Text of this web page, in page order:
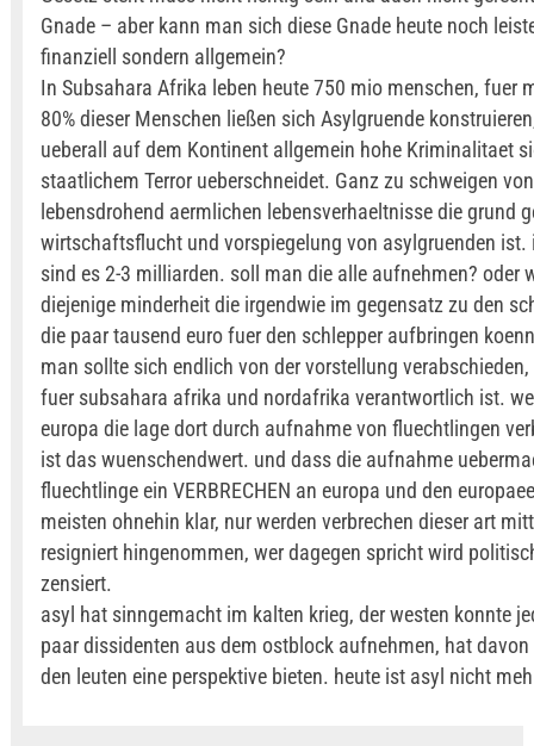
Gnade – aber kann man sich diese Gnade heute noch
finanziell sondern allgemein?
In Subsahara Afrika leben heute 750 mio menschen, fuer
80% dieser Menschen ließen sich Asylgruende
ueberall auf dem Kontinent allgemein hohe Kriminalitaet
staatlichem Terror ueberschneidet. Ganz zu schweigen
lebensdrohend aermlichen lebensverhaeltnisse die grund
wirtschaftsflucht und vorspiegelung von asylgruenden ist.
sind es 2-3 milliarden. soll man die alle aufnehmen? oder
diejenige minderheit die irgendwie im gegensatz zu den
die paar tausend euro fuer den schlepper aufbringen
man sollte sich endlich von der vorstellung
fuer subsahara afrika und nordafrika verantwortlich ist.
europa die lage dort durch aufnahme von fluechtlingen
ist das wuenschendwert. und dass die aufnahme
fluechtlinge ein VERBRECHEN an europa und den
meisten ohnehin klar, nur werden verbrechen dieser art
resigniert hingenommen, wer dagegen spricht wird
zensiert.
asyl hat sinngemacht im kalten krieg, der westen konnte
paar dissidenten aus dem ostblock aufnehmen, hat
den leuten eine perspektive bieten. heute ist asyl nicht